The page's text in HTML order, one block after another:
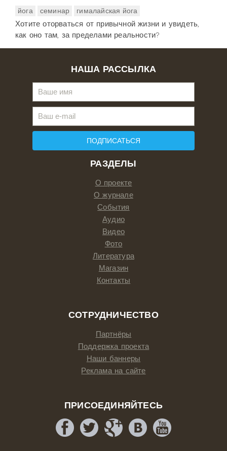
йога
семинар гималайская йога
Хотите оторваться от привычной жизни и увидеть,
как оно там, за пределами реальности?
РАЗДЕЛЫ
О проекте
О журнале
События
Аудио
Видео
Фото
Литература
Магазин
Контакты
СОТРУДНИЧЕСТВО
Партнёры
Поддержка проекта
Наши баннеры
Реклама на сайте
ПРИСОЕДИНЯЙТЕСЬ
НАША РАССЫЛКА
ПОДПИСАТЬСЯ